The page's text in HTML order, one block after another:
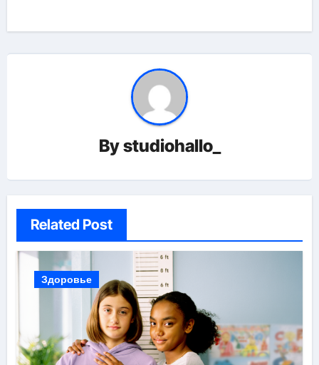
Bystudiohallo_
Related Post
Здоровье